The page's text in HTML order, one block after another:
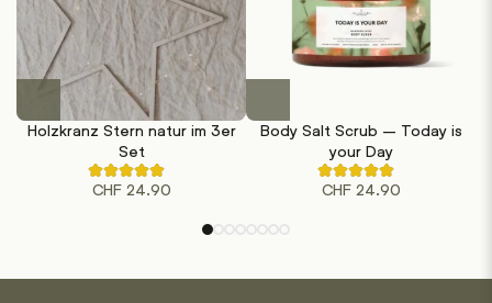
Holzkranz Stern natur im 3er
Set
Rated
5.00
1
CHF24.90
Body Salt Scrub – Today is
your Day
Rated
4.50
2
CHF24.90